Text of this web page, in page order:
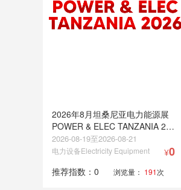
2026年8月坦桑尼亚电力能源展
POWER & ELEC TANZANIA 20
26
2026-08-19至2026-08-21
电力设备Electricity Equipment ¥0
推荐指数：0 浏览量： 191次